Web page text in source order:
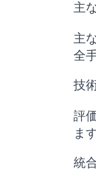
主
主
全
技
評
ま
統